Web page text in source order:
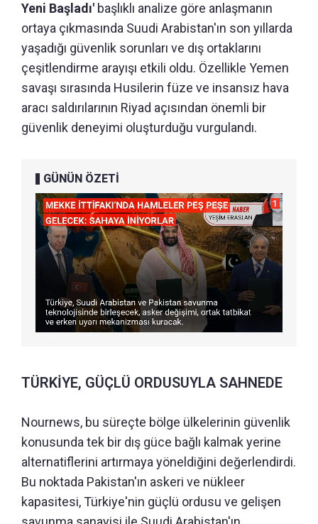
Yeni Başladı' başlıklı analize göre anlaşmanın
ortaya çıkmasında Suudi Arabistan'ın son yıllarda
yaşadığı güvenlik sorunları ve dış ortaklarını
çeşitlendirme arayışı etkili oldu. Özellikle Yemen
savaşı sırasında Husilerin füze ve insansız hava
aracı saldırılarının Riyad açısından önemli bir
güvenlik deneyimi oluşturduğu vurgulandı.
GÜNÜN ÖZETİ
TÜRKİYE, GÜÇLÜ ORDUSUYLA SAHNEDE
Nournews, bu süreçte bölge ülkelerinin güvenlik
konusunda tek bir dış güce bağlı kalmak yerine
alternatiflerini artırmaya yöneldiğini değerlendirdi.
Bu noktada Pakistan'ın askeri ve nükleer
kapasitesi, Türkiye'nin güçlü ordusu ve gelişen